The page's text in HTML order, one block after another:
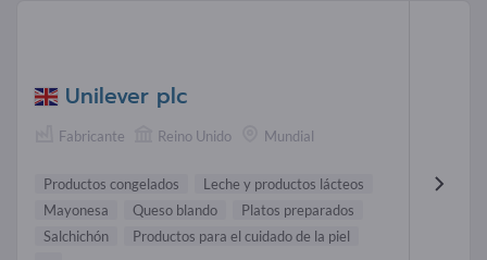
Unilever plc
Fabricante Reino Unido Mundial
Productos congelados
Leche y productos lácteos
Mayonesa
Queso blando
Platos preparados
Salchichón
Productos para el cuidado de la piel